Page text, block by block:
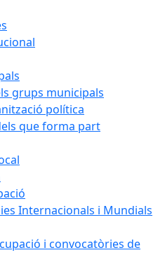
grups municipals
política
que forma part
Internacionals i Mundials
i convocatòries de